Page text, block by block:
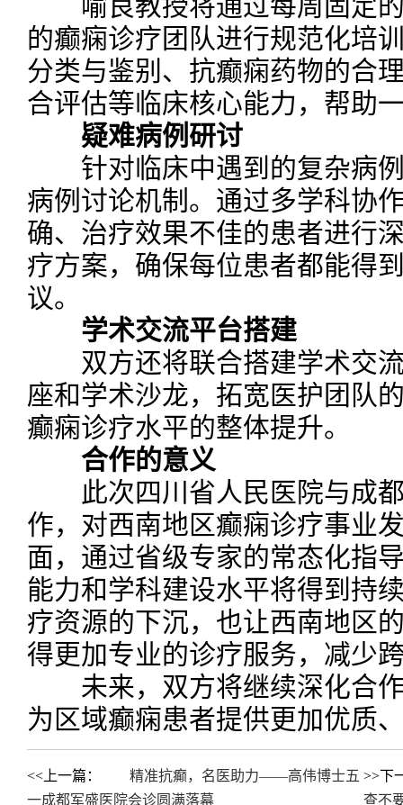
的癫痫诊疗团队进行规范化培
分类与鉴别、抗癫痫药物的合
合评估等临床核心能力，帮助
疑难病例研讨
针对临床中遇到的复杂病例
病例讨论机制。通过多学科协
确、治疗效果不佳的患者进行
疗方案，确保每位患者都能得
议。
学术交流平台搭建
双方还将联合搭建学术交流
座和学术沙龙，拓宽医护团队
癫痫诊疗水平的整体提升。
合作的意义
此次四川省人民医院与成都
作，对西南地区癫痫诊疗事业
面，通过省级专家的常态化指
能力和学科建设水平将得到持
疗资源的下沉，也让西南地区
得更加专业的诊疗服务，减少
未来，双方将继续深化合作
为区域癫痫患者提供更加优质
<<上一篇：
精准抗癫，名医助力——高伟博士五
一成都军盛医院会诊圆满落幕
>>下
查不